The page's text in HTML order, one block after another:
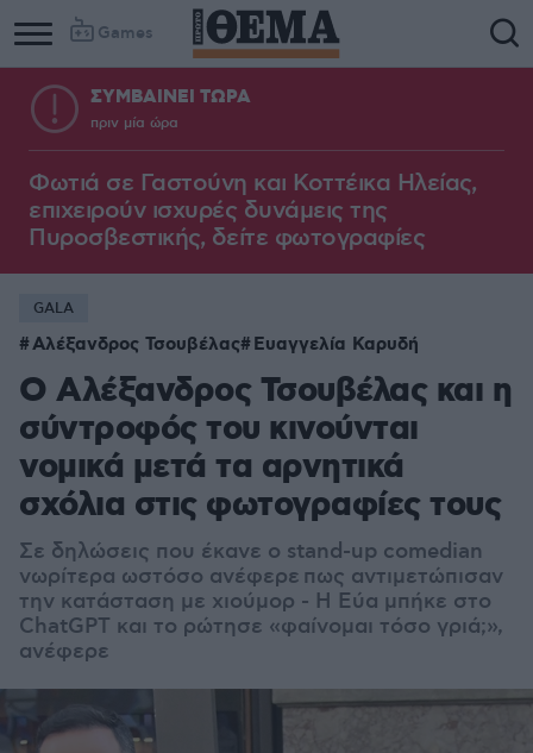
Games
Column
1
Column
2
ΣΥΜΒΑΙΝΕΙ ΤΩΡΑ
πριν μία ώρα
Φωτιά σε Γαστούνη και Κοττέικα Ηλείας,
επιχειρούν ισχυρές δυνάμεις της
Πυροσβεστικής, δείτε φωτογραφίες
GALA
Αλέξανδρος Τσουβέλας Ευαγγελία Καρυδή
Ο Αλέξανδρος Τσουβέλας και η
σύντροφός του κινούνται
νομικά μετά τα αρνητικά
σχόλια στις φωτογραφίες τους
Σε δηλώσεις που έκανε ο stand-up comedian
νωρίτερα ωστόσο ανέφερε πως αντιμετώπισαν
την κατάσταση με χιούμορ - Η Εύα μπήκε στο
ChatGPT και το ρώτησε «φαίνομαι τόσο γριά;»,
ανέφερε